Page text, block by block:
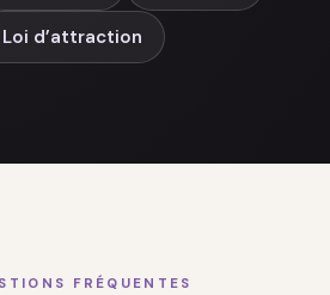
Loi d’attraction
FRÉQUENTES